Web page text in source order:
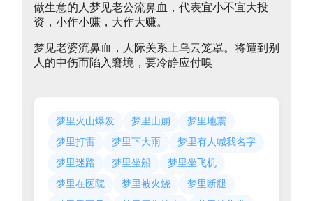
做生意的人梦见老公流鼻血，代表宜小不宜大投
资，小作小赚，大作大赚。
梦见老婆流鼻血，人际关系上乌云笼罩。将遭到别
人的中伤而陷入窘境，要冷静应付嗅
梦里火山爆发 梦里山崩
梦里地震
梦里打雷
梦里下大雨
梦里有人喊我名字
梦里迷路
梦里坐船
梦里坐飞机
梦里在医院
梦里被火烧
梦里断腿